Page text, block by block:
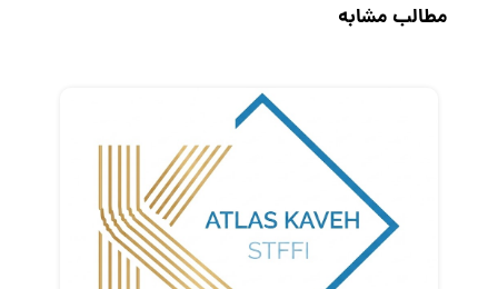
رزومه
گزارش‌های آماری
مصاحبه شغلی
معرفی شرکت ها
معرفی متخصصان منابع انسانی
مطالب مشابه